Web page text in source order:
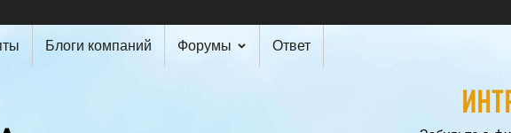
Блоги компаний Форумы Ответ